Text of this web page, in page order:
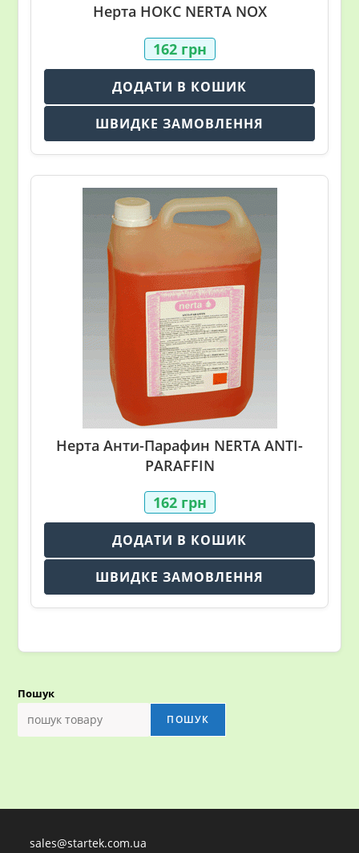
Нерта НОКС NERTA NOX
162 грн
ДОДАТИ В КОШИК
ШВИДКЕ ЗАМОВЛЕННЯ
Нерта Анти-Парафин NERTA ANTI-
PARAFFIN
162 грн
ДОДАТИ В КОШИК
ШВИДКЕ ЗАМОВЛЕННЯ
Пошук
ПОШУК
sales@startek.com.ua